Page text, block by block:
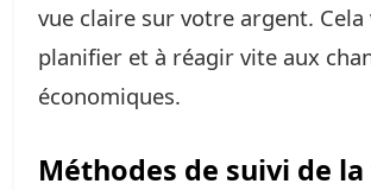
vue claire sur votre argent. Cela
planifier et à réagir vite aux
économiques.
Méthodes de suivi de